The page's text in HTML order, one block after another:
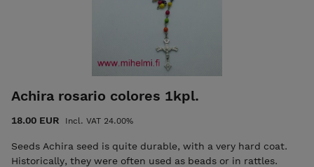
Achira rosario colores 1kpl.
18.00 EUR Incl. VAT 24.00%
Seeds Achira seed is quite durable, with a very hard coat.
Historically, they were often used as beads or in rattles.